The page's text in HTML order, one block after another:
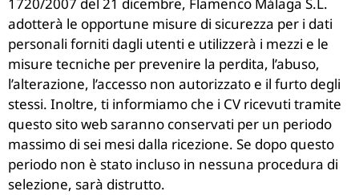
adotterà le opportune misure di sicurezza per i dati
personali forniti dagli utenti e utilizzerà i mezzi e le
misure tecniche per prevenire la perdita, l’abuso,
l’alterazione, l’accesso non autorizzato e il furto degli
stessi. Inoltre, ti informiamo che i CV ricevuti tramite
questo sito web saranno conservati per un periodo
massimo di sei mesi dalla ricezione. Se dopo questo
periodo non è stato incluso in nessuna procedura di
selezione, sarà distrutto.